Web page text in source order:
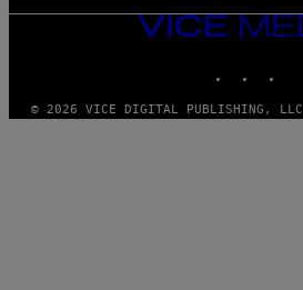
VICE
MEDIA
© 2026 VICE DIGITAL PUBLISHING, LLC